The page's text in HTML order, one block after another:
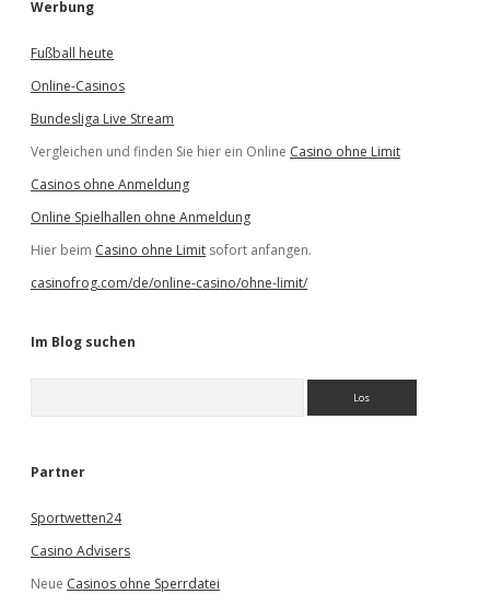
Werbung
Fußball heute
Online-Casinos
Bundesliga Live Stream
Vergleichen und finden Sie hier ein Online Casino ohne Limit
Casinos ohne Anmeldung
Online Spielhallen ohne Anmeldung
Hier beim Casino ohne Limit sofort anfangen.
casinofrog.com/de/online-casino/ohne-limit/
Im Blog suchen
e
Partner
Sportwetten24
Casino Advisers
Neue Casinos ohne Sperrdatei